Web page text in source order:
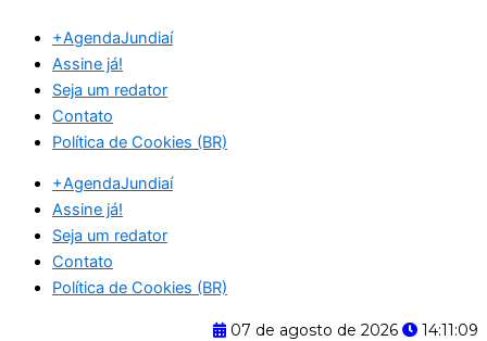
para
conteúdo
+AgendaJundiaí
Assine já!
Seja um redator
Contato
Política de Cookies (BR)
+AgendaJundiaí
Assine já!
Seja um redator
Contato
Política de Cookies (BR)
07 de agosto de 2026
14:11:09